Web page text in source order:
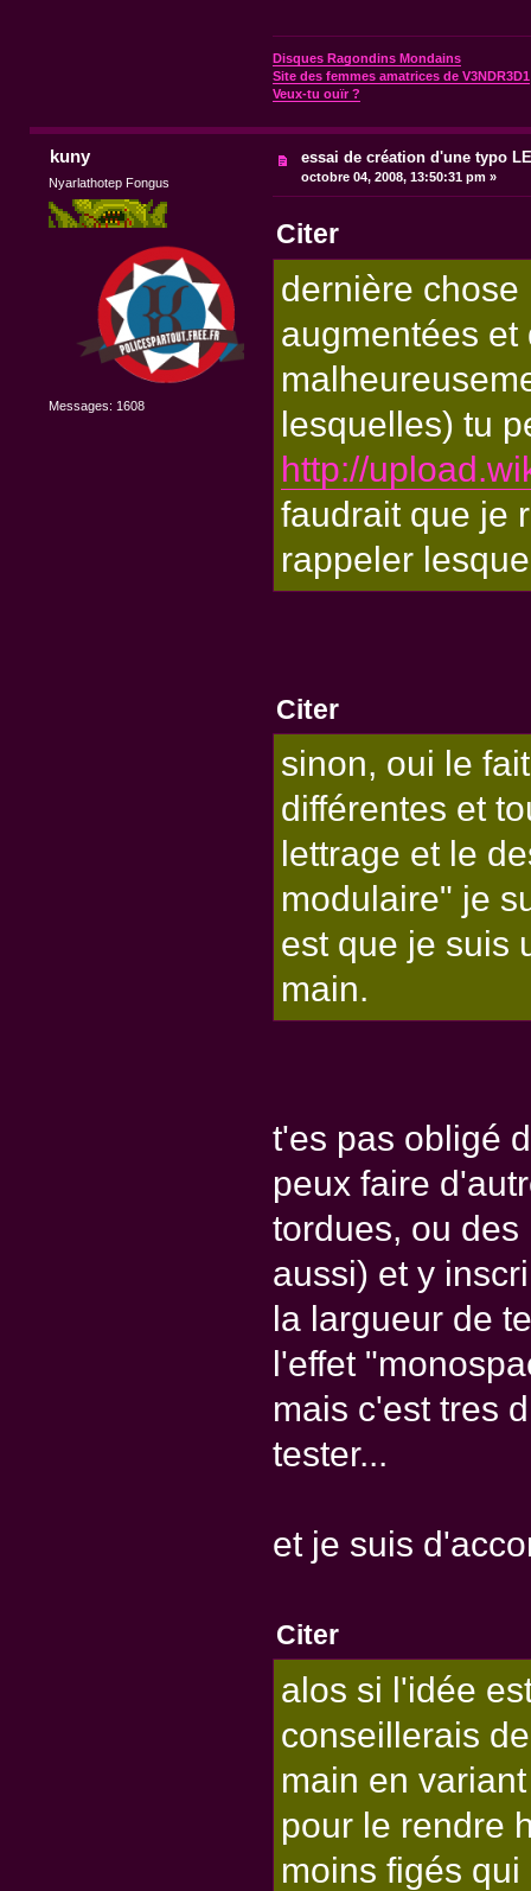
Disques Ragondins Mondains
Site des femmes amatrices de V3NDR3D1
Veux-tu ouïr ?
kuny
Nyarlathotep Fongus
Messages: 1608
essai de création d'une typo
octobre 04, 2008, 13:50:31 pm »
Citer
dernière
augmentées
lesquelles) tu
http://
faudrait que je
rappeler
Citer
sinon, oui le
différentes et
lettrage et le
modulaire" je
est que je suis
main.
t'es pas obligé
peux faire
tordues, ou
aussi) et y
la largueur de
l'effet
mais c'est tres
tester...
et je suis
Citer
alos si l'idée
conseillerais
main en
pour le rendre
moins figés